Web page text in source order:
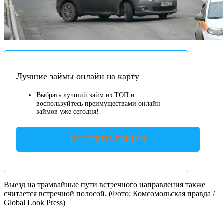
Лучшие займы онлайн на карту
Выбрать лучший займ из ТОП и
воспользуйтесь преимуществами онлайн-
займов уже сегодня!
ПОЛУЧИТЬ ДЕНЬГИ
Выезд на трамвайные пути встречного направления также
считается встречной полосой. (Фото: Комсомольская правда /
Global Look Press)